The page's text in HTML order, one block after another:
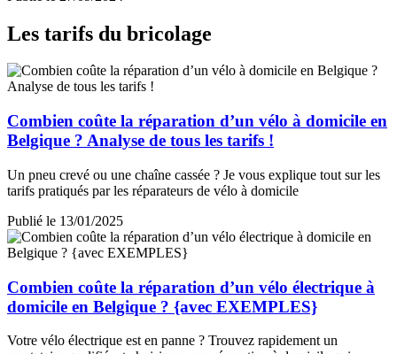
Les tarifs du bricolage
Combien coûte la réparation d’un vélo à domicile en
Belgique ? Analyse de tous les tarifs !
Un pneu crevé ou une chaîne cassée ? Je vous explique tout sur les
tarifs pratiqués par les réparateurs de vélo à domicile
Publié le 13/01/2025
Combien coûte la réparation d’un vélo électrique à
domicile en Belgique ? {avec EXEMPLES}
Votre vélo électrique est en panne ? Trouvez rapidement un